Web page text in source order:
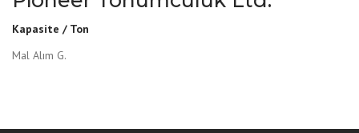
Kapasite / Ton
Mal Alım G.